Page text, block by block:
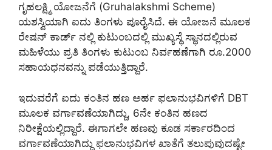
ಗೃಹಲಕ್ಷ್ಮಿ ಯೋಜನೆಗೆ (Gruhalakshmi Scheme)
ಯಶಸ್ವಿಯಾಗಿ ಐದು ತಿಂಗಳು ಪೂರೈಸಿದೆ. ಈ ಯೋಜನೆ ಮೂಲಕ
ರೇಷನ್ ಕಾರ್ಡ್ ನಲ್ಲಿ ಕುಟುಂಬದಲ್ಲಿ ಮುಖ್ಯಸ್ಥೆ ಸ್ಥಾನದಲ್ಲಿರುವ
ಮಹಿಳೆಯು ಪ್ರತಿ ತಿಂಗಳು ಕುಟುಂಬ ನಿರ್ವಹಣೆಗಾಗಿ ರೂ.2000
ಸಹಾಯಧನವನ್ನು ಪಡೆಯುತ್ತಿದ್ದಾರೆ.
ಇದುವರೆಗೆ ಐದು ಕಂತಿನ ಹಣ ಅರ್ಹ ಫಲಾನುಭವಿಗಳಿಗೆ DBT
ಮೂಲಕ ವರ್ಗಾವಣೆಯಾಗಿದ್ದು, 6ನೇ ಕಂತಿನ ಹಣದ
ನಿರೀಕ್ಷೆಯಲ್ಲಿದ್ದಾರೆ. ಈಗಾಗಲೇ ಹಣವು ಕೂಡ ಸರ್ಕಾರದಿಂದ
ವರ್ಗಾವಣೆಯಾಗಿದ್ದು ಫಲಾನುಭವಿಗಳ ಖಾತೆಗೆ ತಲುಪುವುದಷ್ಟೇ